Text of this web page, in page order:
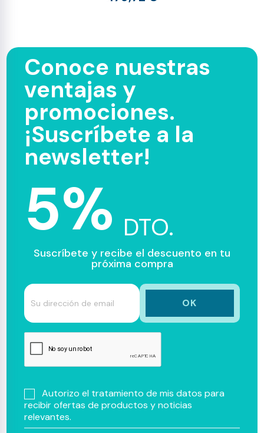
Conoce nuestras
ventajas y
promociones.
¡Suscríbete a la
newsletter!
5% DTO.
Suscríbete y recibe el descuento en tu
próxima compra
Autorizo el tratamiento de mis datos para
recibir ofertas de productos y noticias
relevantes.